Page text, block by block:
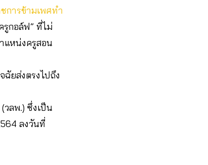
การข้ามเพศทำ
กอล์ฟ” ที่ไม่
แหน่งครูสอน
ยส่งตรงไปถึง
ลพ.) ซึ่งเป็น
ลงวันที่